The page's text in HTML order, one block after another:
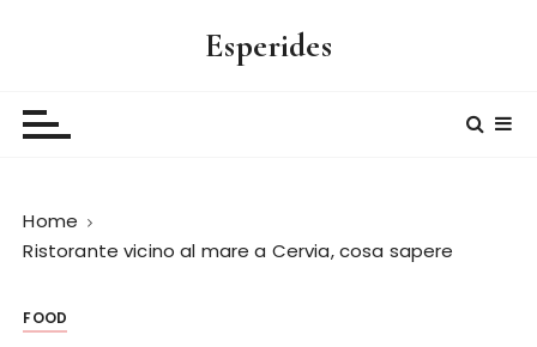
Esperides
Home
Ristorante vicino al mare a Cervia, cosa sapere
FOOD